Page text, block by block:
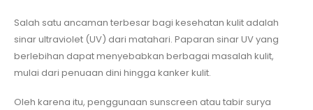
Salah satu ancaman terbesar bagi kesehatan kulit adalah
sinar ultraviolet (UV) dari matahari. Paparan sinar UV yang
berlebihan dapat menyebabkan berbagai masalah kulit,
mulai dari penuaan dini hingga kanker kulit.
Oleh karena itu, penggunaan sunscreen atau tabir surya